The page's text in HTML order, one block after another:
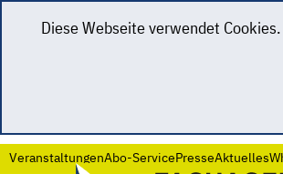
Diese Webseite verwendet
VeranstaltungenAbo-ServicePresseAktuelles